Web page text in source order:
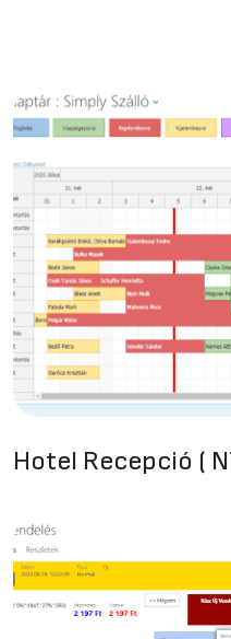
Hotel Recepció (